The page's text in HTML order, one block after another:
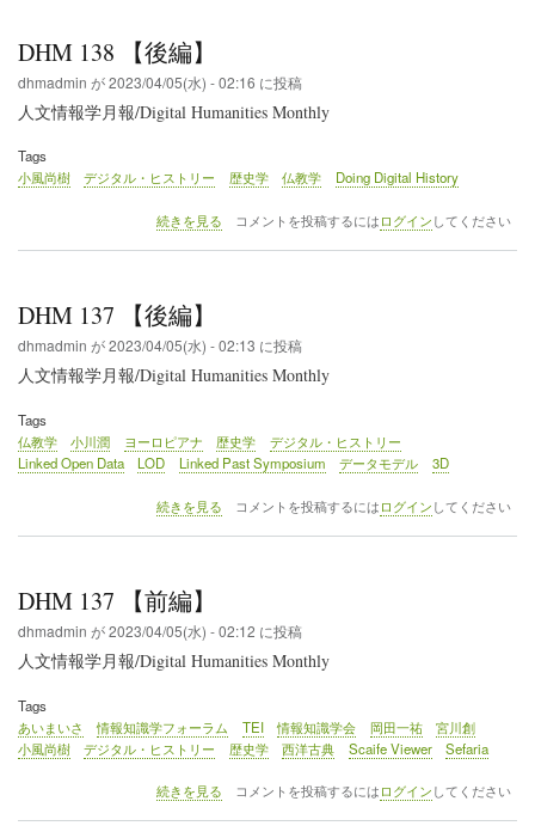
DHM 138 【後編】
dhmadmin が2023/04/05(水) - 02:16 に投稿
人文情報学月報/Digital Humanities Monthly
Tags
小風尚樹
デジタル・ヒストリー 歴史学 仏教学 Doing Digital History
DHM
続きを見る コメントを投稿するには ログイン してください
DHM 137 【後編】
dhmadmin が2023/04/05(水) - 02:13 に投稿
人文情報学月報/Digital Humanities Monthly
Tags
仏教学
小川潤 ヨーロピアナ 歴史学
デジタル・ヒストリー
Linked Open Data
LOD Linked Past Symposium データモデル 3D
DHM
続きを見る コメントを投稿するには ログイン してください
DHM 137 【前編】
dhmadmin が2023/04/05(水) - 02:12 に投稿
人文情報学月報/Digital Humanities Monthly
Tags
あいまいさ
情報知識学フォーラム TEI 情報知識学会 岡田一祐
宮川創
小風尚樹
デジタル・ヒストリー 歴史学 西洋古典 Scaife Viewer Sefaria
DHM
続きを見る コメントを投稿するには ログイン してください